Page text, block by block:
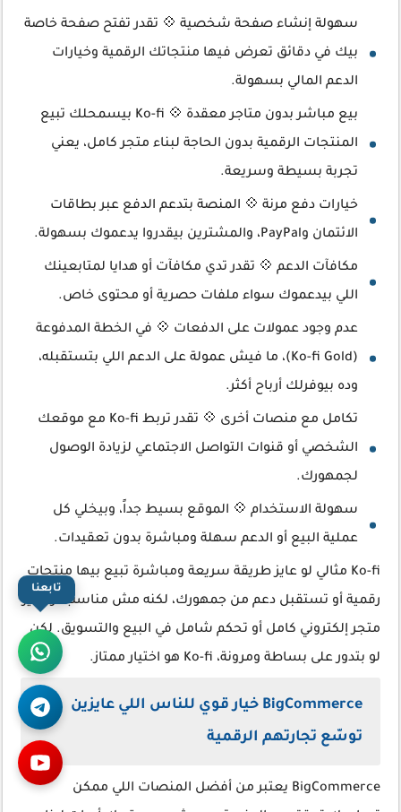
سهولة إنشاء صفحة شخصية 💠 تقدر تفتح صفحة خاصة
بيك في دقائق تعرض فيها منتجاتك الرقمية وخيارات
الدعم المالي بسهولة.
بيع مباشر بدون متاجر معقدة 💠 Ko-fi بيسمحلك تبيع
المنتجات الرقمية بدون الحاجة لبناء متجر كامل، يعني
تجربة بسيطة وسريعة.
خيارات دفع مرنة 💠 المنصة بتدعم الدفع عبر بطاقات
الائتمان وPayPal، والمشترين بيقدروا يدعموك بسهولة.
مكافآت الدعم 💠 تقدر تدي مكافآت أو هدايا لمتابعينك
اللي بيدعموك سواء ملفات حصرية أو محتوى خاص.
عدم وجود عمولات على الدفعات 💠 في الخطة المدفوعة
(Ko-fi Gold)، ما فيش عمولة على الدعم اللي بتستقبله،
وده بيوفرلك أرباح أكثر.
تكامل مع منصات أخرى 💠 تقدر تربط Ko-fi مع موقعك
الشخصي أو قنوات التواصل الاجتماعي لزيادة الوصول
لجمهورك.
سهولة الاستخدام 💠 الموقع بسيط جداً، وبيخلي كل
عملية البيع أو الدعم سهلة ومباشرة بدون تعقيدات.
Ko-fi مثالي لو عايز طريقة سريعة ومباشرة تبيع بيها منتجات
رقمية أو تستقبل دعم من جمهورك، لكنه مش مناسب لو عايز
متجر إلكتروني كامل أو تحكم شامل في البيع والتسويق. لكن
لو بتدور على بساطة ومرونة، Ko-fi هو اختيار ممتاز.
BigCommerce خيار قوي للناس اللي عايزين
توسّع تجارتهم الرقمية
BigCommerce يعتبر من أفضل المنصات اللي ممكن
تابعنا